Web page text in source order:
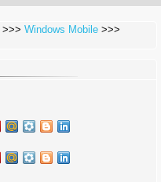
>>>Windows Mobile >>>